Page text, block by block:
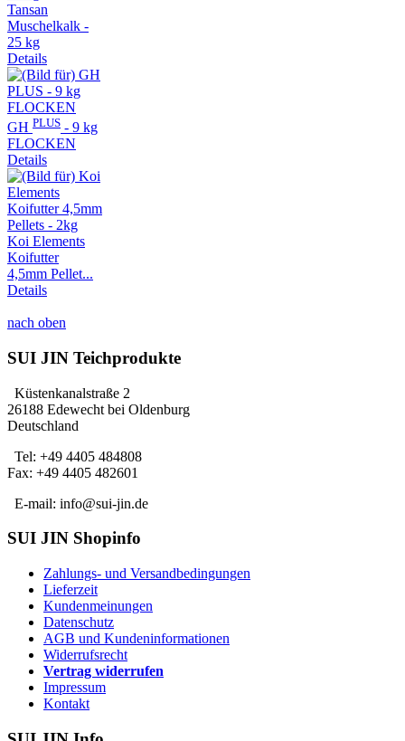
Tansan
Muschelkalk -
25 kg
Details
GH PLUS - 9 kg
FLOCKEN
Details
Koi Elements
Koifutter
4,5mm Pellet...
Details
nach oben
SUI JIN Teichprodukte
Küstenkanalstraße 2
26188 Edewecht bei Oldenburg
Deutschland
Tel: +49 4405 484808
Fax: +49 4405 482601
E-mail: info@sui-jin.de
SUI JIN Shopinfo
Zahlungs- und Versandbedingungen
Lieferzeit
Kundenmeinungen
Datenschutz
AGB und Kundeninformationen
Widerrufsrecht
Vertrag widerrufen
Impressum
Kontakt